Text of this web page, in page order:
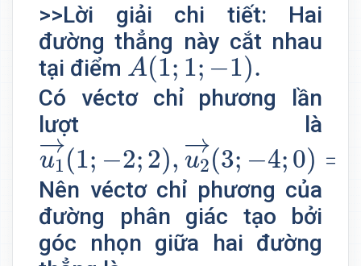
>>Lời giải chi tiết: Hai
đường thẳng này cắt nhau
tại điểm A(1; 1; −1).
A(1; 1;−1 ).
Có véctơ chỉ phương lần
lượt là
→
u1 (1; −2; 2), →
u2(3; −4; 0) ⇒
u1→ ),u2 4;0
Nên véctơ chỉ phương của
đường phân giác tạo bởi
góc nhọn giữa hai đường